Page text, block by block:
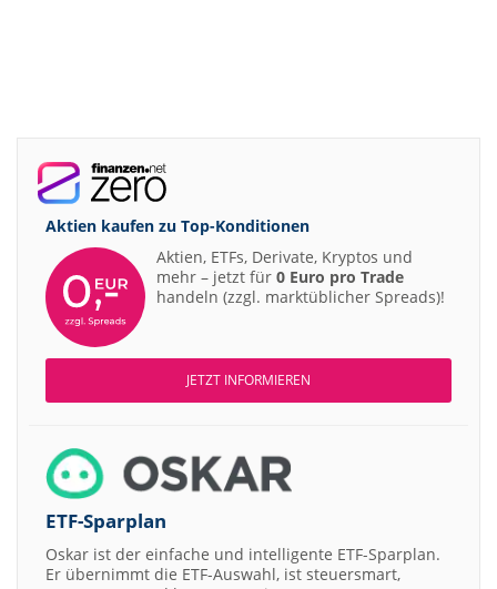
Aktien kaufen zu Top-Konditionen
Aktien, ETFs, Derivate, Kryptos und
mehr – jetzt für 0 Euro pro Trade
handeln (zzgl. marktüblicher Spreads)!
JETZT INFORMIEREN
ETF-Sparplan
Oskar ist der einfache und intelligente ETF-Sparplan.
Er übernimmt die ETF-Auswahl, ist steuersmart,